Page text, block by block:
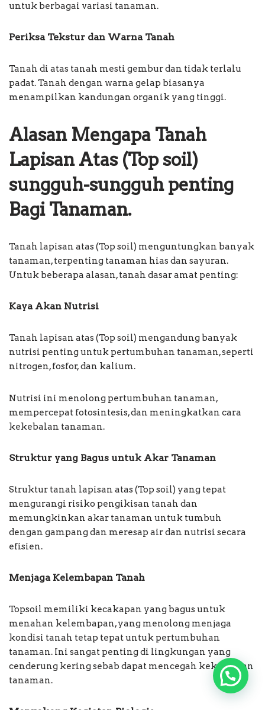
untuk berbagai variasi tanaman.
Periksa Tekstur dan Warna Tanah
Tanah di atas tanah mesti gembur dan tidak terlalu
padat. Tanah dengan warna gelap biasanya
menampilkan kandungan organik yang tinggi.
Alasan Mengapa Tanah
Lapisan Atas (Top soil)
sungguh-sungguh penting
Bagi Tanaman.
Tanah lapisan atas (Top soil) menguntungkan banyak
tanaman, terpenting tanaman hias dan sayuran.
Untuk beberapa alasan, tanah dasar amat penting:
Kaya Akan Nutrisi
Tanah lapisan atas (Top soil) mengandung banyak
nutrisi penting untuk pertumbuhan tanaman, seperti
nitrogen, fosfor, dan kalium.
Nutrisi ini menolong pertumbuhan tanaman,
mempercepat fotosintesis, dan meningkatkan cara
kekebalan tanaman.
Struktur yang Bagus untuk Akar Tanaman
Struktur tanah lapisan atas (Top soil) yang tepat
mengurangi risiko pengikisan tanah dan
memungkinkan akar tanaman untuk tumbuh
dengan gampang dan meresap air dan nutrisi secara
efisien.
Menjaga Kelembapan Tanah
Topsoil memiliki kecakapan yang bagus untuk
menahan kelembapan, yang menolong menjaga
kondisi tanah tetap tepat untuk pertumbuhan
tanaman. Ini sangat penting di lingkungan yang
cenderung kering sebab dapat mencegah kekeringan
tanaman.